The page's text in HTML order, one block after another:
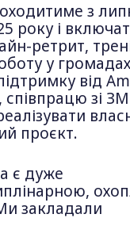
з
року і
ретрит,
у
від
зі
проєкт.
є дуже
закладали